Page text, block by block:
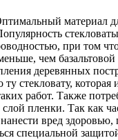
материал
при том
чем
деревянных
стекловату, которая
работ. Также
пленки. Так как
вред
специальной